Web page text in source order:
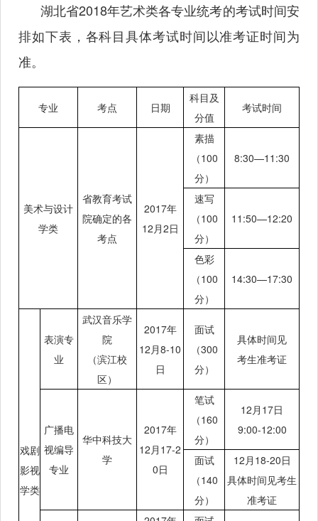
湖北省2018年艺术类各专业统考的考试时间安
排如下表，各科目具体考试时间以准考证时间为
准。
专业 考点 日期
科目及
分值
考试时间
美术与设计
学类
省教育考试
院确定的各
考点
2017年
12月2日
素描
（100
分）
8:30—11:30
速写
（100
分）
11:50—12:20
色彩
（100
分）
14:30—17:30
戏剧
影视
学类
表演专
业
武汉音乐学
院
（滨江校
区）
2017年
12月8-10
日
面试
（300
分）
具体时间见
考生准考证
广播电
视编导
专业
华中科技大
学
2017年
12月17-2
0日
笔试
（160
分）
12月17日
9:00-12:00
面试
（140
分）
12月18-20日
具体时间见考生
准考证